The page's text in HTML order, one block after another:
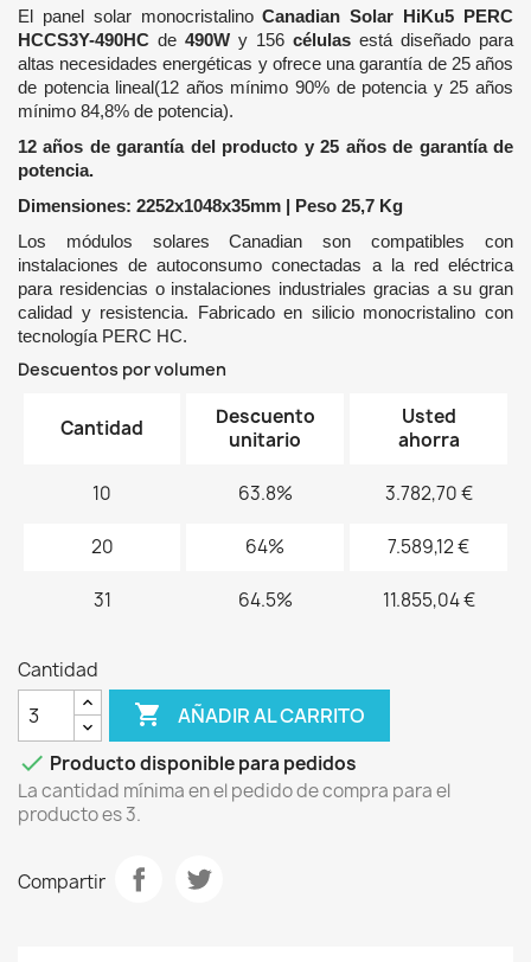
El panel solar monocristalinoCanadian Solar HiKu5 PERC
HCCS3Y-490HC de 490W y 156 células está diseñado para
altas necesidades energéticas y ofrece una garantía de 25 años
de potencia lineal(12 años mínimo 90% de potencia y 25 años
mínimo 84,8% de potencia).
12 años de garantía del producto y 25 años de garantía de
potencia.
Dimensiones: 2252x1048x35mm | Peso 25,7 Kg
Los módulos solares Canadian son compatibles con
instalaciones de autoconsumo conectadas a la red eléctrica
para residencias o instalaciones industriales gracias a su gran
calidad y resistencia. Fabricado en silicio monocristalino con
tecnología PERC HC.
Descuentos por volumen
Cantidad
Descuento
unitario
Usted
ahorra
10 63.8% 3.782,70 €
20 64% 7.589,12 €
31 64.5% 11.855,04 €
Cantidad
 AÑADIR AL CARRITO
 Producto disponible para pedidos
La cantidad mínima en el pedido de compra para el
producto es 3.
Compartir